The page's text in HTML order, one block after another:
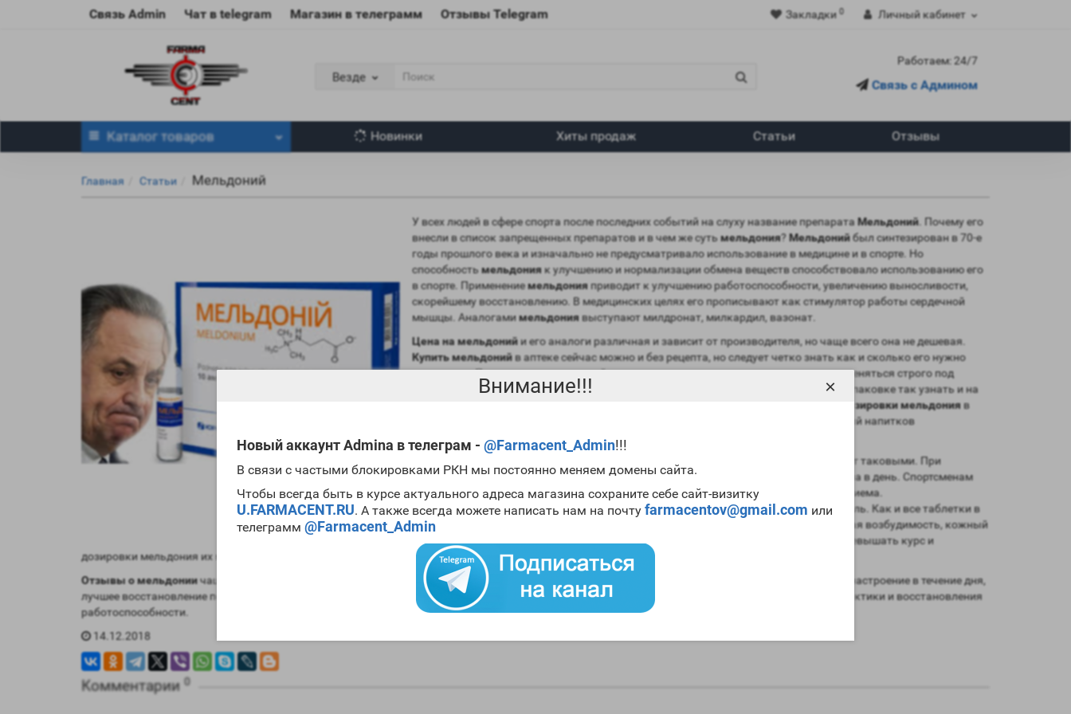
Внимание!!!
Новый аккаунт Admina в телеграм - @Farmacent_Admin!!!
В связи с частыми блокировками РКН мы постоянно меняем домены сайта.
Чтобы всегда быть в курсе актуального адреса магазина сохраните себе сайт-визитку
U.FARMACENT.RU. А также всегда можете написать нам на почту farmacentov@gmail.com или
телеграмм @Farmacent_Admin
×
Связь Admin Чат в telegram Магазин в телеграмм Отзывы Telegram Закладки 0 Личный кабинет
Везде
Работаем: 24/7
Связь с Админом
Каталог товаров Новинки Хиты продаж Статьи Отзывы
Главная Статьи Мельдоний
У всех людей в сфере спорта после последних событий на слуху название препаратаМельдоний. Почему его
внесли в список запрещенных препаратов и в чем же сутьмельдония?Мельдонийбыл синтезирован в 70-е
годы прошлого века и изначально не предусматривало использование в медицине и в спорте. Но
способностьмельдонияк улучшению и нормализации обмена веществ способствовало использованию его
в спорте. Применениемельдонияприводит к улучшению работоспособности, увеличению выносливости,
скорейшему восстановлению. В медицинских целях его прописывают как стимулятор работы сердечной
мышцы. Аналогамимельдониявыступают милдронат, милкардил, вазонат.
Цена на мельдонийи его аналоги различная и зависит от производителя, но чаще всего она не дешевая.
Купить мельдонийв аптеке сейчас можно и без рецепта, но следует четко знать как и сколько его нужно
применять. Помните, чтомельдонийявляется мощным препаратом и должен применяться строго под
наблюдением врачей. Инструкцию по применению
можно найти как в упаковке так узнать и на
дозировки мельдонияв
это лекарство и употребление спиртный напитков
категорически несовместимо. Водка и мельдоний это враги, а не друзья!
, то средние значения будут таковыми. При
умственном напряжение или тяжелой физической работе по 250мг мельдония 4 раза в день. Спортсменам
мельдонийрекомендует применять в дозировках по 1-2 грамма в день деля на 2 приема.
Продолжительность приема данного препарата не должна составлять более 2 недель. Как и все таблетки в
мире,
имеет побочные эффекты в виде изменения давления, повышенная возбудимость, кожный
зуд, головокружение. В целом негативные явления проявляются редко и если не превышать курс и
дозировки мельдония их можно избежать.
Отзывы о мельдониичаще положительные и говорят о повышение работоспособности и спортивных результатов. Многие отмечают легкость и настроение в течение дня,
лучшее восстановление после сна. Если вы не выступающий спортсмен, вы смело можете пропитьмельдоний
небольшим курсов в целях профилактики и восстановления
работоспособности.
14.12.2018
Комментарии 0